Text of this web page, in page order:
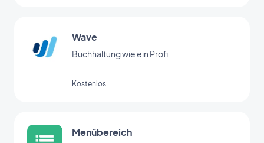
Wave
Buchhaltung wie ein Profi
Kostenlos
Menübereich